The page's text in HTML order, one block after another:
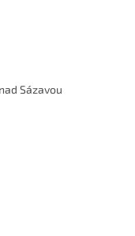
Sázavou